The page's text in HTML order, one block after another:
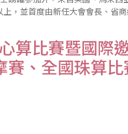
，並首度由新任大會會長、省
算比賽暨國際
賽、全國珠算